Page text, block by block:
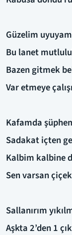
Güzelim
Bu lanet
Bazen gitmek
Var etmeye
Kafamda
Sadakat içten
Kalbim kalbine
Sen varsan
Sallanırım
Aşkta 2’den 1